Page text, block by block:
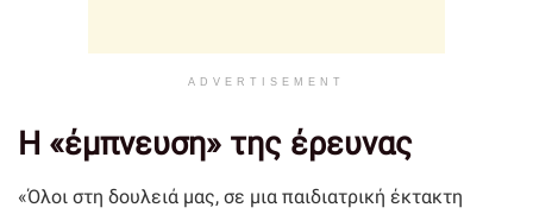
ADVERTISEMENT
Η «έμπνευση» της έρευνας
«Όλοι στη δουλειά μας, σε μια παιδιατρική έκτακτη